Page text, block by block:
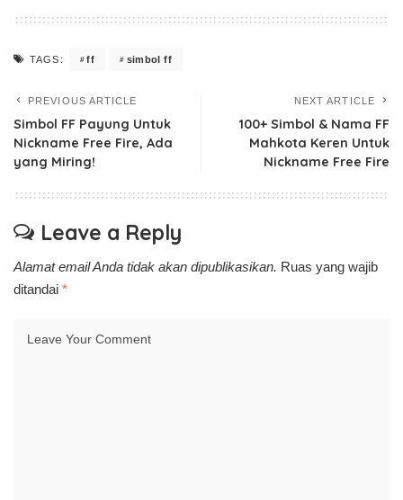
TAGS: ff simbol ff
PREVIOUS ARTICLE
Simbol FF Payung Untuk
Nickname Free Fire, Ada
yang Miring!
NEXT ARTICLE
100+ Simbol & Nama FF
Mahkota Keren Untuk
Nickname Free Fire
Leave a Reply
Alamat email Anda tidak akan dipublikasikan. Ruas yang wajib
ditandai *